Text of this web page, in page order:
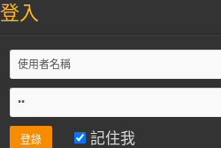
登入
記住我